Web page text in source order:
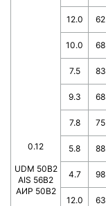
0.12
UDM 50B2
AIS 56B2
АИР 50В2
12.0 62
10.0 68
7.5 83
9.3 68
7.8 75
5.8 88
4.7 98
12.0 63